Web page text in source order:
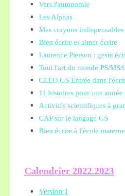
Vers l'autonomie
Les Alphas
Mes crayons indispensables
Bien écrire et aimer écrire
Laurence Pierson : geste
Tout l'art du monde PS/MS/
CLEO GS Entrée dans l'écrit
11 histoires pour une année
Activités scientifiques à
CAP sur le langage GS
Bien écrire à l'école
Calendrier 2022.2023
Version 1